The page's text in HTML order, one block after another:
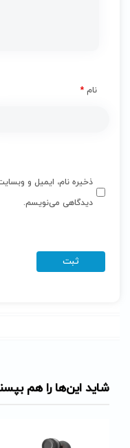
نام *
ذخیره نام، ایمیل و
دیدگاهی می‌نویسم.
شاید این‌ها را هم